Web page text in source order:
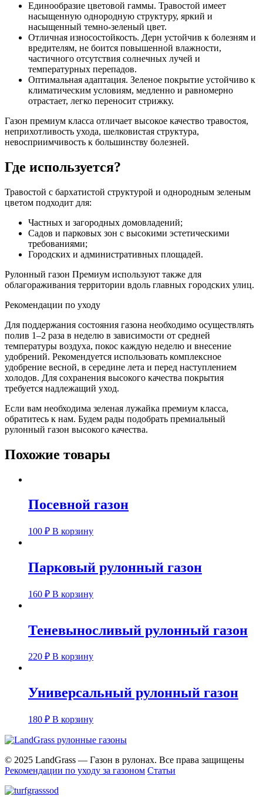
Единообразие цветовой гаммы. Травостой имеет
насыщенную однородную структуру, яркий и
насыщенный темно-зеленый цвет.
Отличная износостойкость. Дерн устойчив к болезням и
вредителям, не боится повышенной влажности,
частичного отсутствия солнечных лучей и
температурных перепадов.
Оптимальная адаптация. Зеленое покрытие устойчиво к
климатическим условиям, медленно и равномерно
отрастает, легко переносит стрижку.
Газон премиум класса отличает высокое качество травостоя,
неприхотливость ухода, шелковистая структура,
невосприимчивость к большинству болезней.
Где используется?
Травостой с бархатистой структурой и однородным зеленым
цветом подходит для:
Частных и загородных домовладений;
Садов и парковых зон с высокими эстетическими
требованиями;
Городских и административных площадей.
Рулонный газон Премиум используют также для
облагораживания территории вдоль главных городских улиц.
Рекомендации по уходу
Для поддержания состояния газона необходимо осуществлять
полив 1–2 раза в неделю в зависимости от средней
температуры воздуха, покос каждую неделю и внесение
удобрений. Рекомендуется использовать комплексное
удобрение весной, в середине лета и перед наступлением
холодов. Для сохранения высокого качества покрытия
требуется надлежащий уход.
Если вам необходима зеленая лужайка премиум класса,
обратитесь к нам. Будем рады подобрать премиальный
рулонный газон высокого качества.
Похожие товары
Посевной газон
100 ₽ В корзину
Парковый рулонный газон
160 ₽ В корзину
Теневыносливый рулонный газон
220 ₽ В корзину
Универсальный рулонный газон
180 ₽ В корзину
© 2025 LandGrass — Газон в рулонах. Все права защищены
Рекомендации по уходу за газоном Статьи